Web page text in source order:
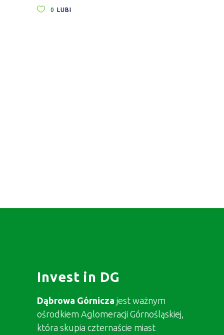
0 LUBI
Invest in DG
Dąbrowa Górnicza jest ważnym
ośrodkiem Aglomeracji Górnośląskiej,
która skupia czternaście miast